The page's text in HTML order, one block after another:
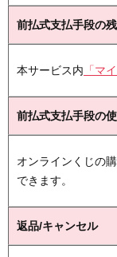
前払式支払手段の
本サービス内 「マ
前払式支払手段の
オンラインくじの
できます。
返品/キャンセル